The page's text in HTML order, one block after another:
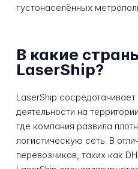
густонаселённых
В какие
LaserShip?
LaserShip
деятельности на
где компания развила
логистическую сеть. В
перевозчиков, таких как